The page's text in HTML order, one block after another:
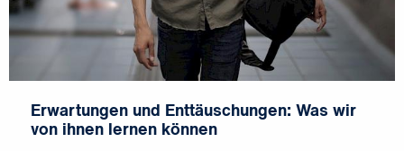
Erwartungen und Enttäuschungen: Was wir
von ihnen lernen können